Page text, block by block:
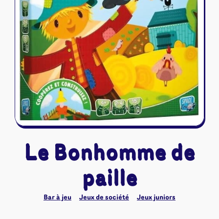
Naruto Mythos
Autres
Tapis de jeu
Le Bonhomme de
paille
Bar à jeu Jeux de société Jeux juniors